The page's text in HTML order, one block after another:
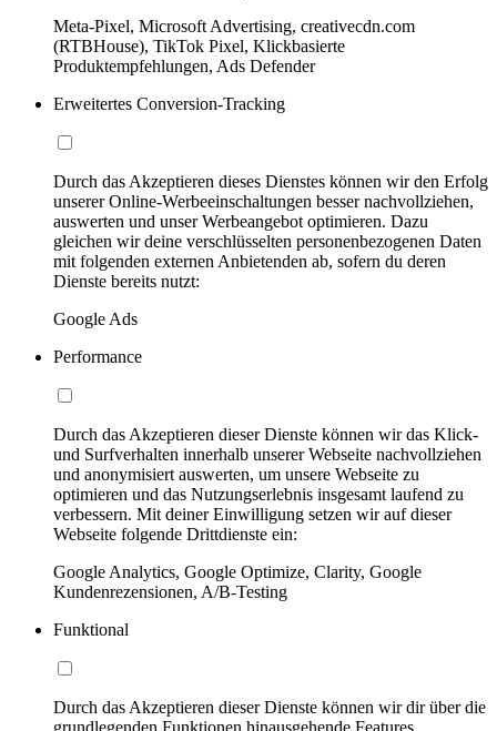
Meta-Pixel, Microsoft Advertising, creativecdn.com
(RTBHouse), TikTok Pixel, Klickbasierte
Produktempfehlungen, Ads Defender
Erweitertes Conversion-Tracking
Durch das Akzeptieren dieses Dienstes können wir den Erfolg
unserer Online-Werbeeinschaltungen besser nachvollziehen,
auswerten und unser Werbeangebot optimieren. Dazu
gleichen wir deine verschlüsselten personenbezogenen Daten
mit folgenden externen Anbietenden ab, sofern du deren
Dienste bereits nutzt:
Google Ads
Performance
Durch das Akzeptieren dieser Dienste können wir das Klick-
und Surfverhalten innerhalb unserer Webseite nachvollziehen
und anonymisiert auswerten, um unsere Webseite zu
optimieren und das Nutzungserlebnis insgesamt laufend zu
verbessern. Mit deiner Einwilligung setzen wir auf dieser
Webseite folgende Drittdienste ein:
Google Analytics, Google Optimize, Clarity, Google
Kundenrezensionen, A/B-Testing
Funktional
Durch das Akzeptieren dieser Dienste können wir dir über die
grundlegenden Funktionen hinausgehende Features